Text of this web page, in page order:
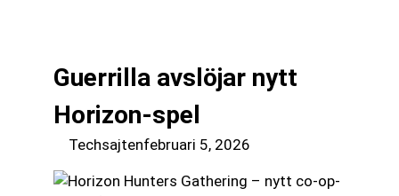
Guerrilla avslöjar nytt
Horizon-spel
Techsajtenfebruari 5, 2026